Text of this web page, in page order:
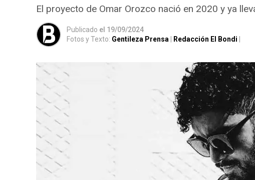
El proyecto de Omar Orozco nació en 2020 y ya
Publicado el 19/09/2024
Fotos y Texto: Gentileza Prensa Redacción El Bondi